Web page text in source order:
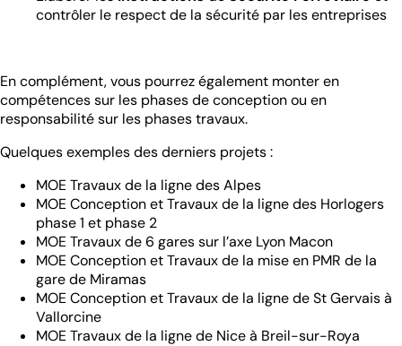
contrôler le respect de la sécurité par les entreprises
En complément, vous pourrez également monter en
compétences sur les phases de conception ou en
responsabilité sur les phases travaux.
Quelques exemples des derniers projets :
MOE Travaux de la ligne des Alpes
MOE Conception et Travaux de la ligne des Horlogers
phase 1 et phase 2
MOE Travaux de 6 gares sur l’axe Lyon Macon
MOE Conception et Travaux de la mise en PMR de la
gare de Miramas
MOE Conception et Travaux de la ligne de St Gervais à
Vallorcine
MOE Travaux de la ligne de Nice à Breil-sur-Roya